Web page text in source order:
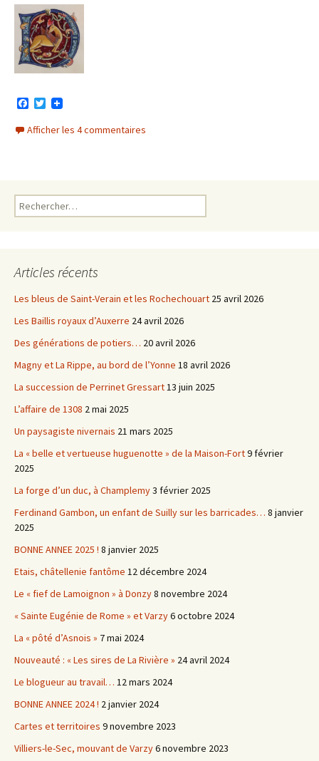
c
e
T
i
t
Afficher les 4 commentaires
Rechercher :
Articles récents
Les bleus de Saint-Verain et les Rochechouart 25 avril 2026
Les Baillis royaux d’Auxerre 24 avril 2026
Des générations de potiers… 20 avril 2026
Magny et La Rippe, au bord de l’Yonne 18 avril 2026
La succession de Perrinet Gressart13 juin 2025
L’affaire de 1308 2 mai 2025
Un paysagiste nivernais 21 mars 2025
La « belle et vertueuse huguenotte » de la Maison-Fort9 février
2025
La forge d’un duc, à Champlemy3 février 2025
Ferdinand Gambon, un enfant de Suilly sur les barricades… 8 janvier
2025
BONNE ANNEE 2025 ! 8 janvier 2025
Etais, châtellenie fantôme 12 décembre 2024
Le « fief de Lamoignon » à Donzy8 novembre 2024
« Sainte Eugénie de Rome » et Varzy6 octobre 2024
La « pôté d’Asnois » 7 mai 2024
Nouveauté : « Les sires de La Rivière » 24 avril 2024
Le blogueur au travail… 12 mars 2024
BONNE ANNEE 2024 ! 2 janvier 2024
Cartes et territoires 9 novembre 2023
Villiers-le-Sec, mouvant de Varzy6 novembre 2023